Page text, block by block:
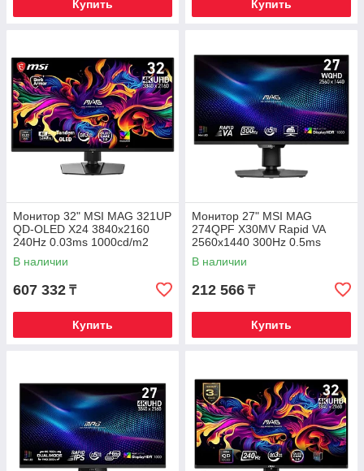
Купить Купить
Монитор 32" MSI MAG 321UP
QD-OLED X24 3840x2160
240Hz 0.03ms 1000cd/m2
1.5M:1 2xHDMI 1xDP 1xType-
C
В наличии
607 332 ₸
Купить
Монитор 27" MSI MAG
274QPF X30MV Rapid VA
2560x1440 300Hz 0.5ms
1000cd/m2 4500:1 2xHDMI
1xDP HAS
В наличии
212 566 ₸
Купить